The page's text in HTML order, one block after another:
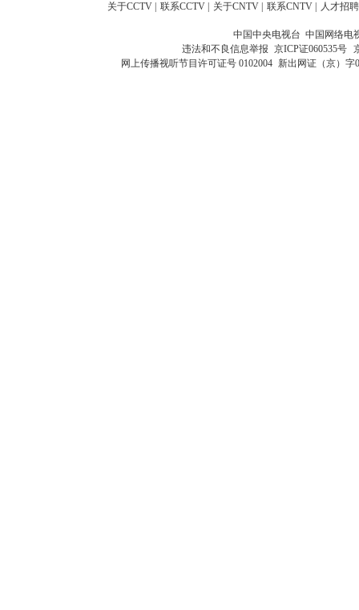
关于CCTV 联系CCTV 关于CNTV 联系CNTV 人才招聘
中国中央电视台 中国网络电
违法和不良信息举报 京ICP证060535号
网上传播视听节目许可证号 0102004 新出网证（京）